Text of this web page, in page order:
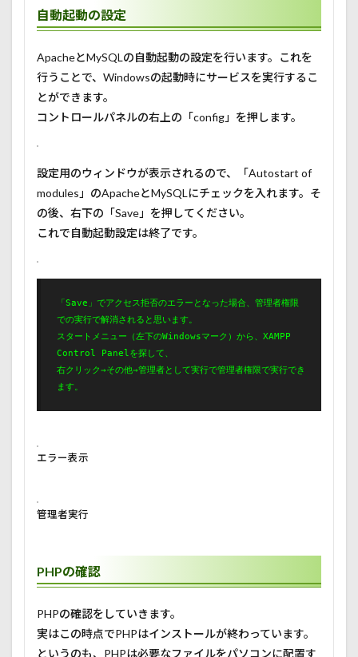
自動起動の設定
ApacheとMySQLの自動起動の設定を行います。これを
行うことで、Windowsの起動時にサービスを実行するこ
とができます。
コントロールパネルの右上の「config」を押します。
設定用のウィンドウが表示されるので、「Autostart of
modules」のApacheとMySQLにチェックを入れます。そ
の後、右下の「Save」を押してください。
これで自動起動設定は終了です。
「Save」でアクセス拒否のエラーとなった場合、管理者権限
での実行で解消されると思います。
スタートメニュー（左下のWindowsマーク）から、XAMPP
Control Panelを探して、
右クリック→その他→管理者として実行で管理者権限で実行でき
ます。
エラー表示
管理者実行
PHPの確認
PHPの確認をしていきます。
実はこの時点でPHPはインストールが終わっています。
というのも、PHPは必要なファイルをパソコンに配置す